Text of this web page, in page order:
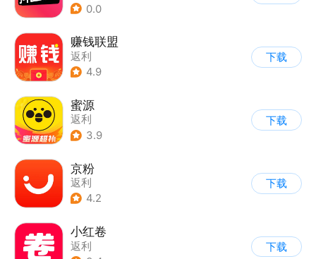
0.0
赚钱联盟
返利
4.9
下载
蜜源
返利
3.9
下载
京粉
返利
4.2
下载
小红卷
返利
下载